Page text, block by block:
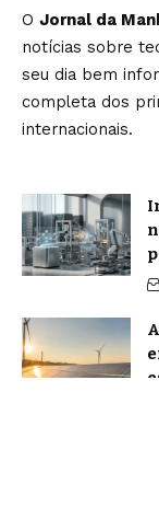
O Jornal da
notícias sobre
seu dia bem
completa dos
internacionais.